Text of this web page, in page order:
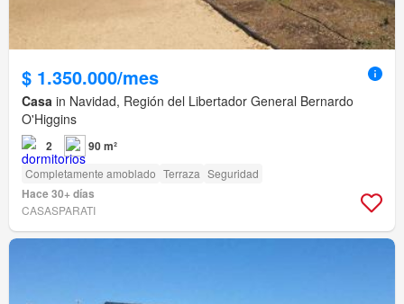
$ 1.350.000/mes
Casa in Navidad, Región del Libertador General Bernardo
O'Higgins
2 90 m²
Completamente amoblado Terraza Seguridad
Hace 30+ días
CASASPARATI